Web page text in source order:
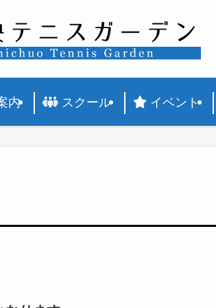
内 スクール イベント